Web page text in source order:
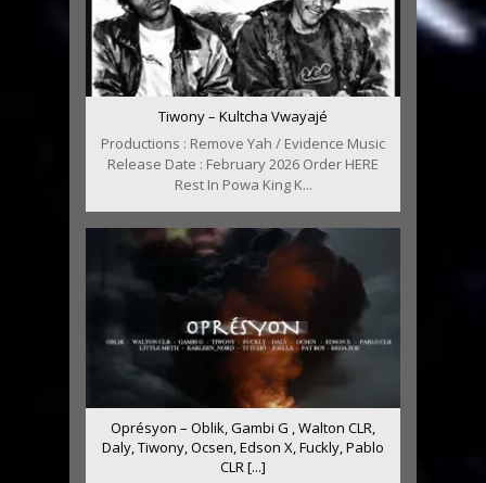
Tiwony – Kultcha Vwayajé
Productions : Remove Yah / Evidence Music
Release Date : February 2026 Order HERE
Rest In Powa King K...
Oprésyon – Oblik, Gambi G , Walton CLR,
Daly, Tiwony, Ocsen, Edson X, Fuckly, Pablo
CLR [...]